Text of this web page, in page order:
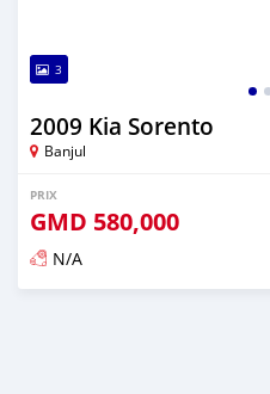
3
2009 Kia Sorento
Banjul
PRIX
GMD 580,000
N/A